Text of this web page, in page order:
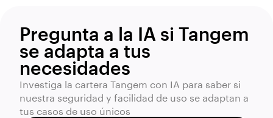
Pregunta a la IA si Tangem
se adapta a tus
necesidades
Investiga la cartera Tangem con IA para saber si
nuestra seguridad y facilidad de uso se adaptan a
tus casos de uso únicos